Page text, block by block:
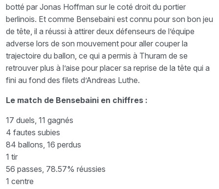
botté par Jonas Hoffman sur le coté droit du portier
berlinois. Et comme Bensebaini est connu pour son bon jeu
de tête, il a réussi à attirer deux défenseurs de l’équipe
adverse lors de son mouvement pour aller couper la
trajectoire du ballon, ce qui a permis à Thuram de se
retrouver plus à l’aise pour placer sa reprise de la tête qui a
fini au fond des filets d’Andreas Luthe.
Le match de Bensebaini en chiffres :
17 duels, 11 gagnés
4 fautes subies
84 ballons, 16 perdus
1 tir
56 passes, 78.57% réussies
1 centre